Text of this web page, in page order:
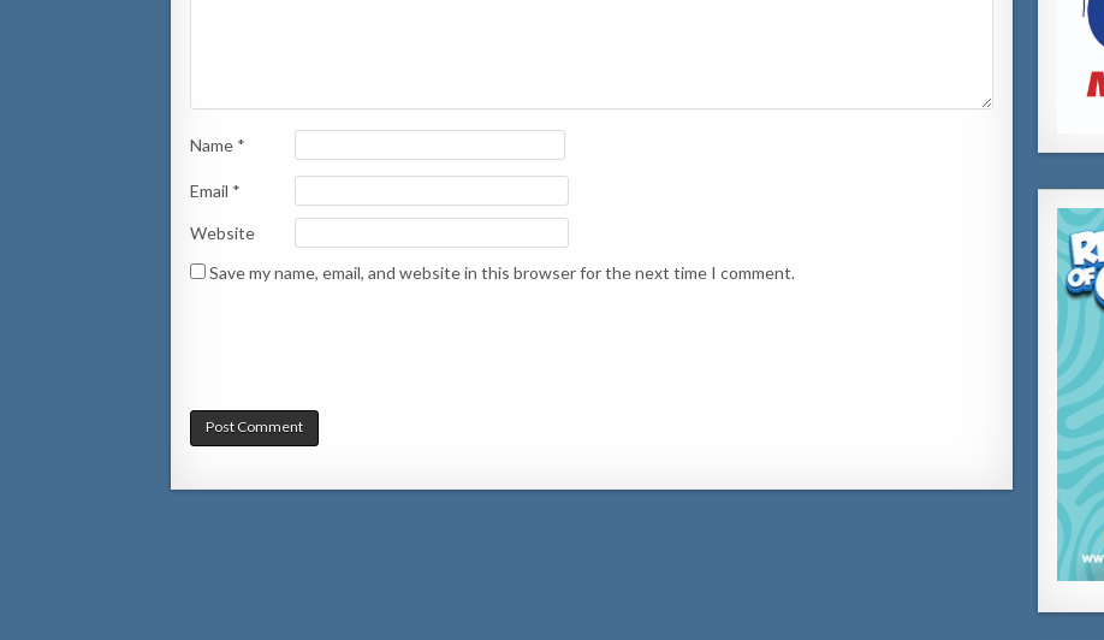
Name *
Email *
Website
Save my name, email, and website in this browser for the next time I comment.